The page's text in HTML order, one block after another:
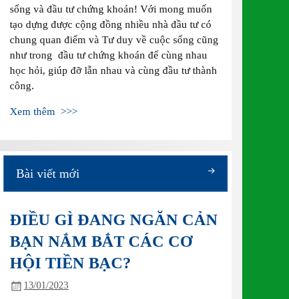
sống và đầu tư chứng khoán! Với mong muốn
tạo dựng được cộng đồng nhiều nhà đầu tư có
chung quan điểm và Tư duy về cuộc sống cũng
như trong đầu tư chứng khoán để cùng nhau
học hỏi, giúp đỡ lẫn nhau và cùng đầu tư thành
công.
Xem thêm >>>
Bài viết mới
ĐIỀU GÌ ĐANG NGĂN CẢN
BẠN NẮM BẮT CÁC CƠ
HỘI TIỀN BẠC?
13/01/2023